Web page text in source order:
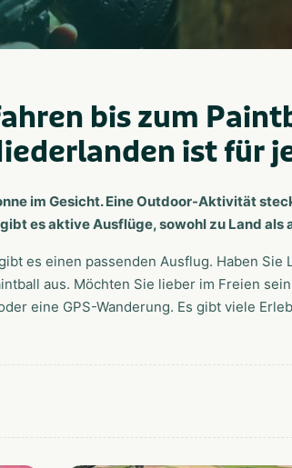
bis zum
ist für
im Gesicht. Eine Outdoor-Aktivität
es aktive Ausflüge, sowohl zu Land als
es einen passenden Ausflug. Haben
aus. Möchten Sie lieber im Freien
eine GPS-Wanderung. Es gibt viele